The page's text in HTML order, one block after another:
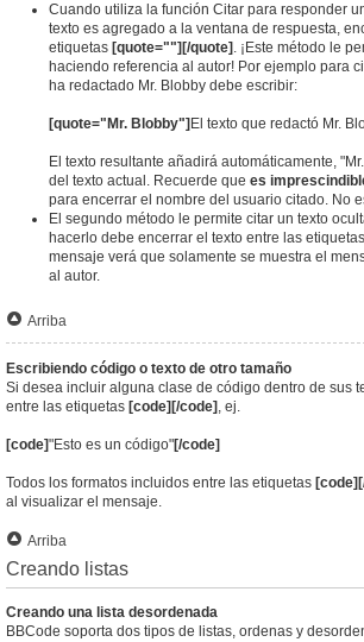
Cuando utiliza la función Citar para responder
texto es agregado a la ventana de respuesta,
etiquetas [quote=""][/quote] . ¡Este método le
haciendo referencia al autor! Por ejemplo para
ha redactado Mr. Blobby debe escribir:
[quote="Mr. Blobby"] El texto que redactó Mr.
El texto resultante añadirá automáticamente,
del texto actual. Recuerde que es
para encerrar el nombre del usuario citado. No
El segundo método le permite citar un texto
hacerlo debe encerrar el texto entre las etiquetas
mensaje verá que solamente se muestra el
al autor.
Arriba
Escribiendo código o texto de otro tamaño
Si desea incluir alguna clase de código dentro de sus
entre las etiquetas [code][/code] , ej.
[code]"Esto es un código"[/code]
Todos los formatos incluidos entre las etiquetas
al visualizar el mensaje.
Arriba
Creando listas
Creando una lista desordenada
BBCode soporta dos tipos de listas, ordenas y